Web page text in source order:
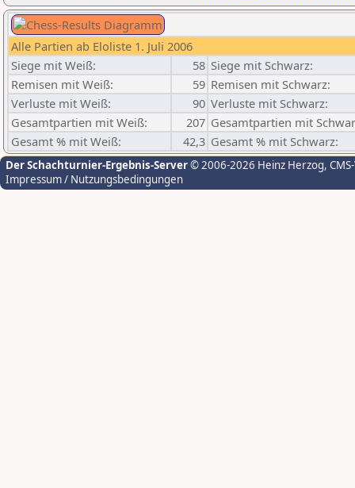
Alle Partien ab Eloliste 1. Juli 2006
Siege mit Weiß:
58 Siege mit Schwarz:
Remisen mit Weiß:
59 Remisen mit Schwarz:
Verluste mit Weiß:
90 Verluste mit Schwarz:
Gesamtpartien mit Weiß:
207 Gesamtpartien mit
Gesamt % mit Weiß:
42,3 Gesamt % mit Schwarz:
Der Schachturnier-Ergebnis-Server© 2006-2026 Heinz Herzog,
Impressum / Nutzungsbedingungen